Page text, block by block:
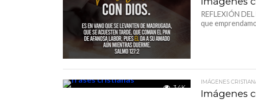
REFLEXIÓN
que
3.4K
IMÁGENES
Imágenes